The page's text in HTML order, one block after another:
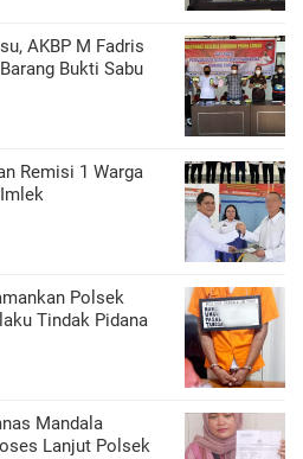
AKBP M Fadris
Bukti Sabu
Remisi 1 Warga
Polsek
Tindak Pidana
Mandala
Lanjut Polsek